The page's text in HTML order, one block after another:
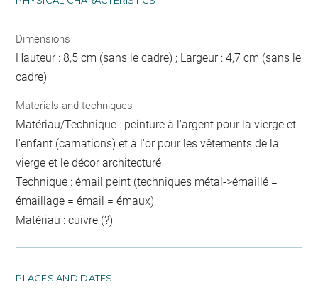
Dimensions
Hauteur : 8,5 cm (sans le cadre) ; Largeur : 4,7 cm (sans le
cadre)
Materials and techniques
Matériau/Technique : peinture à l'argent pour la vierge et
l'enfant (carnations) et à l'or pour les vêtements de la
vierge et le décor architecturé
Technique : émail peint (techniques métal->émaillé =
émaillage = émail = émaux)
Matériau : cuivre (?)
PLACES AND DATES